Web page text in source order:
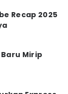
Recap 2025
Mirip